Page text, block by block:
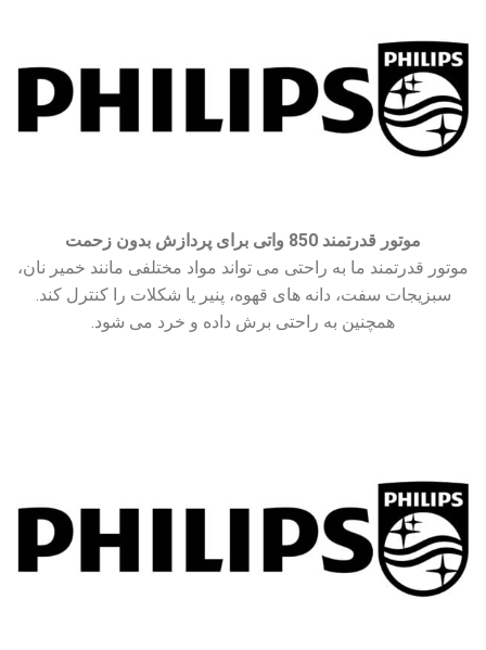
موتور قدرتمند 850 واتی برای پردازش بدون زحمت
موتور قدرتمند ما به راحتی می تواند مواد مختلفی مانند خمیر نان،
سبزیجات سفت، دانه های قهوه، پنیر یا شکلات را کنترل کند.
همچنین به راحتی برش داده و خرد می شود.